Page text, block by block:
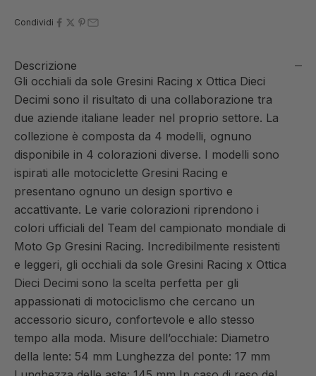
Condividi
Descrizione
Gli occhiali da sole Gresini Racing x Ottica Dieci
Decimi sono il risultato di una collaborazione tra
due aziende italiane leader nel proprio settore. La
collezione è composta da 4 modelli, ognuno
disponibile in 4 colorazioni diverse. I modelli sono
ispirati alle motociclette Gresini Racing e
presentano ognuno un design sportivo e
accattivante. Le varie colorazioni riprendono i
colori ufficiali del Team del campionato mondiale di
Moto Gp Gresini Racing. Incredibilmente resistenti
e leggeri, gli occhiali da sole Gresini Racing x Ottica
Dieci Decimi sono la scelta perfetta per gli
appassionati di motociclismo che cercano un
accessorio sicuro, confortevole e allo stesso
tempo alla moda. Misure dell’occhiale: Diametro
della lente: 54 mm Lunghezza del ponte: 17 mm